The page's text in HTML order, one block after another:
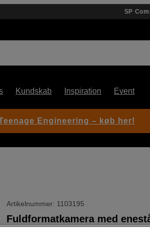
SP
Kundskab Inspiration Event
Artikelnummer: 1103195
Fuldformatkamera med
Engineering – køb her!